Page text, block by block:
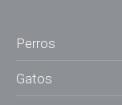
Perros
Gatos